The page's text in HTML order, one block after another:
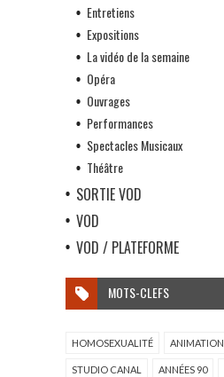
Entretiens
Expositions
La vidéo de la semaine
Opéra
Ouvrages
Performances
Spectacles Musicaux
Théâtre
SORTIE VOD
VOD
VOD / PLATEFORME
MOTS-CLEFS
HOMOSEXUALITÉ ANIMATION
STUDIO CANAL ANNÉES 90